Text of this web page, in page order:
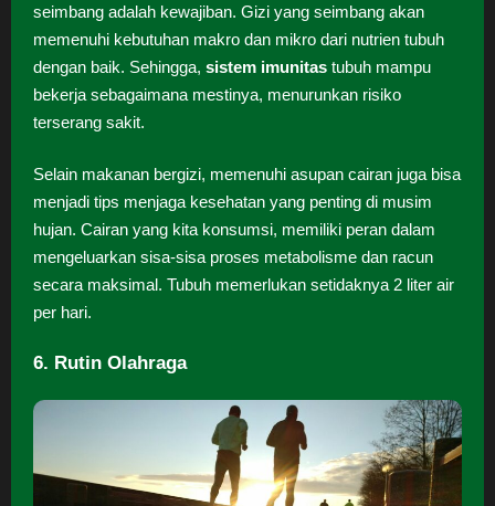
seimbang adalah kewajiban. Gizi yang seimbang akan
memenuhi kebutuhan makro dan mikro dari nutrien tubuh
dengan baik. Sehingga, sistem imunitas tubuh mampu
bekerja sebagaimana mestinya, menurunkan risiko
terserang sakit.
Selain makanan bergizi, memenuhi asupan cairan juga bisa
menjadi tips menjaga kesehatan yang penting di musim
hujan. Cairan yang kita konsumsi, memiliki peran dalam
mengeluarkan sisa-sisa proses metabolisme dan racun
secara maksimal. Tubuh memerlukan setidaknya 2 liter air
per hari.
6. Rutin Olahraga